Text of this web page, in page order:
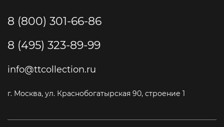
8 (800) 301-66-86
8 (495) 323-89-99
info@ttcollection.ru
г. Москва, ул. Краснобогатырская 90, строение 1